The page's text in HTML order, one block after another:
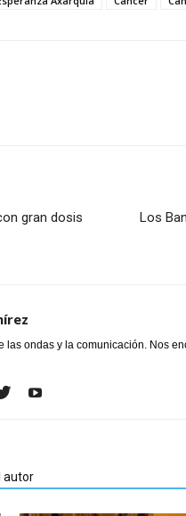
gran dosis
Los
las ondas y la comunicación. Nos
autor